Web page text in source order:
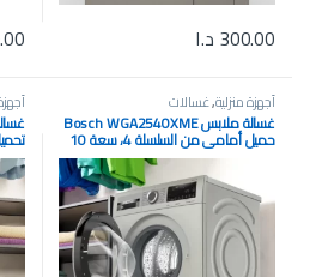
300.00 د.ا
أجهزة منزلية,غسالات
غسالة ملابس Bosch WGA2540XME
حميل أمامي من السلسلة 4، سعة 10
كغم